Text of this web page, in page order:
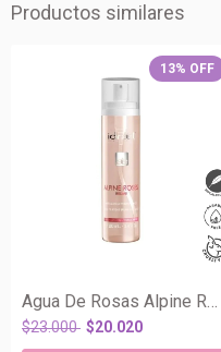
Productos similares
13% OFF
$23.000 $20.020